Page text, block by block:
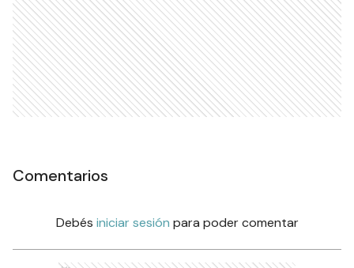
Comentarios
Debés iniciar sesión para poder comentar